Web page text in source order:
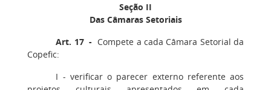
Seção II
Das Câmaras Setoriais
Art. 17 - Compete a cada Câmara Setorial da
Copefic:
I - verificar o parecer externo referente aos